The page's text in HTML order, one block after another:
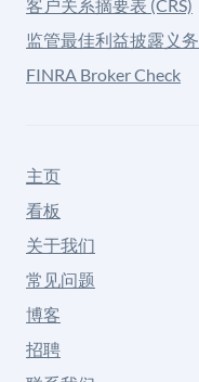
客户关系摘要表 (CRS)
监管最佳利益披露义务
FINRA Broker Check
主页
看板
关于我们
常见问题
博客
招聘